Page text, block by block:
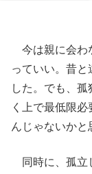
今は親に会わ
っていい。昔と
した。でも、
く上で最低限
んじゃないかと
同時に、孤立